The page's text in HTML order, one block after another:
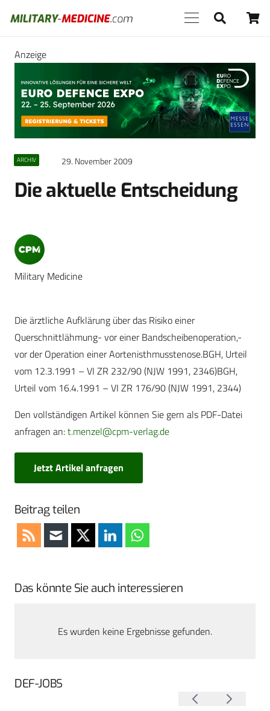
Anzeige
ARCHIV 29. November 2009
Die aktuelle Entscheidung
Military Medicine
Die ärztliche Aufklärung über das Risiko einer
Querschnittlähmung- vor einer Bandscheibenoperation,-
vor der Operation einer Aortenisthmusstenose.BGH, Urteil
vom 12.3.1991 – VI ZR 232/90 (NJW 1991, 2346)BGH,
Urteil vom 16.4.1991 – VI ZR 176/90 (NJW 1991, 2344)
Den vollständigen Artikel können Sie gern als PDF-Datei
anfragen an:t.menzel@cpm-verlag.de
Jetzt Artikel anfragen
Beitrag teilen
Das könnte Sie auch interessieren
Es wurden keine Ergebnisse gefunden.
DEF-JOBS